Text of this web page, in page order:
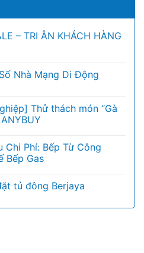
– TRI ÂN KHÁCH HÀNG
Nhà Mạng Di Động
Thử thách món “Gà
Chi Phí: Bếp Từ Công
Bếp Gas
tủ đông Berjaya